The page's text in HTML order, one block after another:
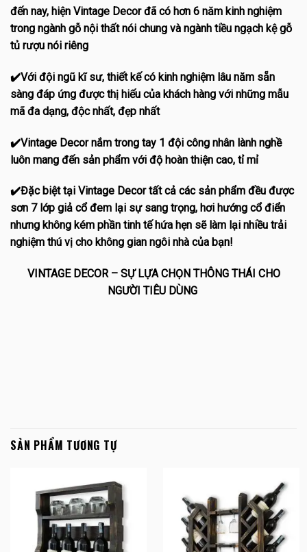
đến nay, hiện Vintage Decor đã có hơn 6 năm kinh nghiệm
trong ngành gỗ nội thất nói chung và ngành tiều ngạch kệ gỗ
tủ rượu nói riêng
✔️Với đội ngũ kĩ sư, thiết kế có kinh nghiệm lâu năm sẵn
sàng đáp ứng được thị hiếu của khách hàng với những mẫu
mã đa dạng, độc nhất, đẹp nhất
✔️Vintage Decor nắm trong tay 1 đội công nhân lành nghề
luôn mang đến sản phẩm với độ hoàn thiện cao, tỉ mỉ
✔️Đặc biệt tại Vintage Decor tất cả các sản phẩm đều được
sơn 7 lớp giả cổ đem lại sự sang trọng, hơi hướng cổ điển
nhưng không kém phần tinh tế hứa hẹn sẽ làm lại nhiều trải
nghiệm thú vị cho không gian ngôi nhà của bạn!
VINTAGE DECOR – SỰ LỰA CHỌN THÔNG THÁI CHO
NGƯỜI TIÊU DÙNG
SẢN PHẨM TƯƠNG TỰ